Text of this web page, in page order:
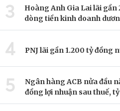
3
Hoàng Anh Gia Lai lãi
dòng tiền kinh doanh
4 PNJ lãi gần 1.200 tỷ đồng
5
Ngân hàng ACB nửa đầu
đồng lợi nhuận sau thuế,